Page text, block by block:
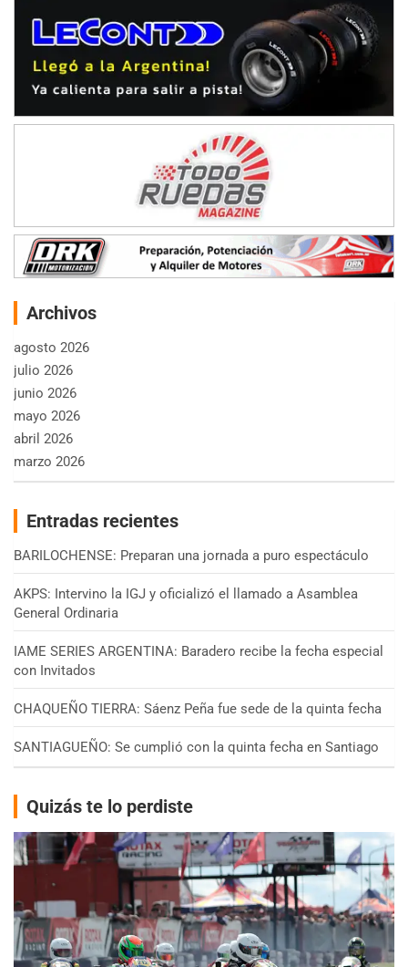
Archivos
agosto 2026
julio 2026
junio 2026
mayo 2026
abril 2026
marzo 2026
Entradas recientes
BARILOCHENSE: Preparan una jornada a puro espectáculo
AKPS: Intervino la IGJ y oficializó el llamado a Asamblea
General Ordinaria
IAME SERIES ARGENTINA: Baradero recibe la fecha especial
con Invitados
CHAQUEÑO TIERRA: Sáenz Peña fue sede de la quinta fecha
SANTIAGUEÑO: Se cumplió con la quinta fecha en Santiago
Quizás te lo perdiste